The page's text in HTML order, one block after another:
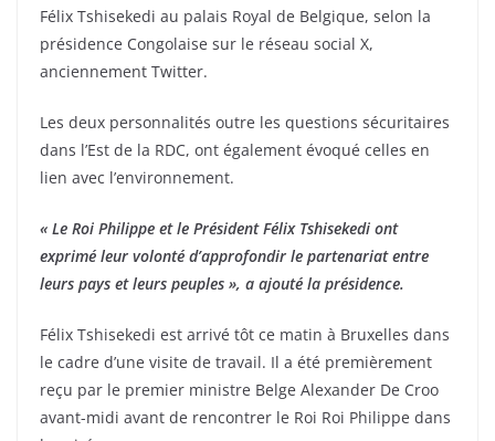
Félix Tshisekedi au palais Royal de Belgique, selon la
présidence Congolaise sur le réseau social X,
anciennement Twitter.
Les deux personnalités outre les questions sécuritaires
dans l’Est de la RDC, ont également évoqué celles en
lien avec l’environnement.
« Le Roi Philippe et le Président Félix Tshisekedi ont
exprimé leur volonté d’approfondir le partenariat entre
leurs pays et leurs peuples », a ajouté la présidence.
Félix Tshisekedi est arrivé tôt ce matin à Bruxelles dans
le cadre d’une visite de travail. Il a été premièrement
reçu par le premier ministre Belge Alexander De Croo
avant-midi avant de rencontrer le Roi Roi Philippe dans